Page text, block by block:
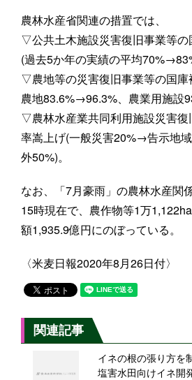
農林水産省関連の措置では、
▽公共土木施設災害復旧事業等の
(過去5か年の実績の平均
▽農地等の災害復旧事業等の国庫
農地83.6%→96.3%、農業用施設
▽農林水産業共同利用施設災害復
率嵩上げ(一般災害20%→告示地
外50%)。
なお、「7月豪雨」の農林水産関
15時現在で、農作物等1万
額1,935.9億円にのぼっている。
〈米麦日報2020年8月26日付〉
関連記事
イネの根の張り方を
塩害水田向けイネ開